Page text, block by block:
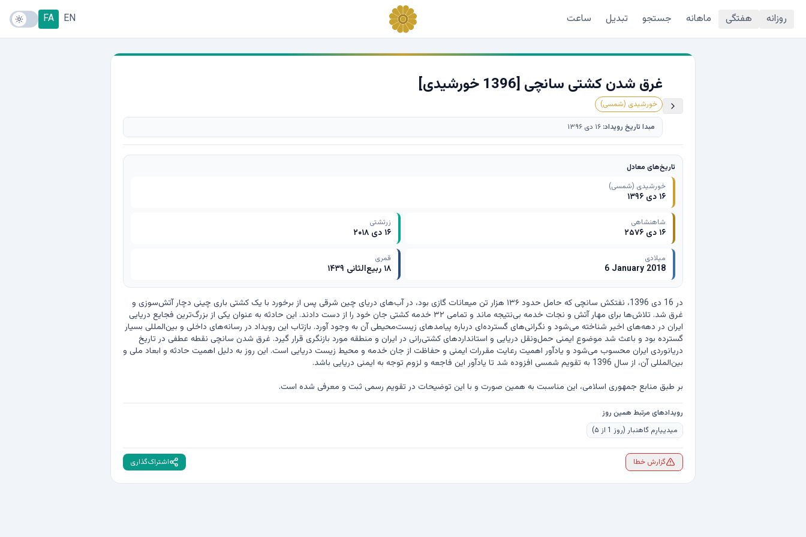
روزانه هفتگی ماهانه جستجو تبدیل ساعت EN
FA
غرق شدن کشتی سانچی [1396 خورشیدی]
خورشیدی (شمسی)
مبدا تاریخ رویداد: ۱۶ دی ۱۳۹۶
تاریخ‌های معادل
خورشیدی (شمسی)
۱۶ دی ۱۳۹۶
شاهنشاهی
۱۶ دی ۲۵۷۶
زرتشتی
۱۶ دی ۲۰۱۸
میلادی
6 January 2018
قمری
۱۸ ربیع‌الثانی ۱۴۳۹
بر طبق منابع جمهوری اسلامی، این مناسبت به همین صورت و با این توضیحات در تقویم رسمی ثبت و معرفی شده است.
رویدادهای مرتبط همین روز
میدییارِم گاهنبار (روز 1 از ۵)
گزارش خطا اشتراک‌گذاری